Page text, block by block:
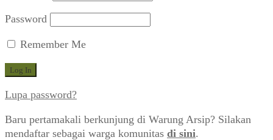
Password
Remember Me
Lupa password?
Baru pertamakali berkunjung di Warung Arsip? Silakan
mendaftar sebagai warga komunitas di sini.